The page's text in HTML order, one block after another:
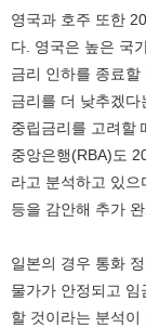
영국과 호주 또한
다. 영국은 높은 국
금리 인하를 종료
금리를 더 낮추겠다
중립금리를 고려할
중앙은행(RBA)도
라고 분석하고 있
등을 감안해 추가
일본의 경우 통화
물가가 안정되고
할 것이라는 분석